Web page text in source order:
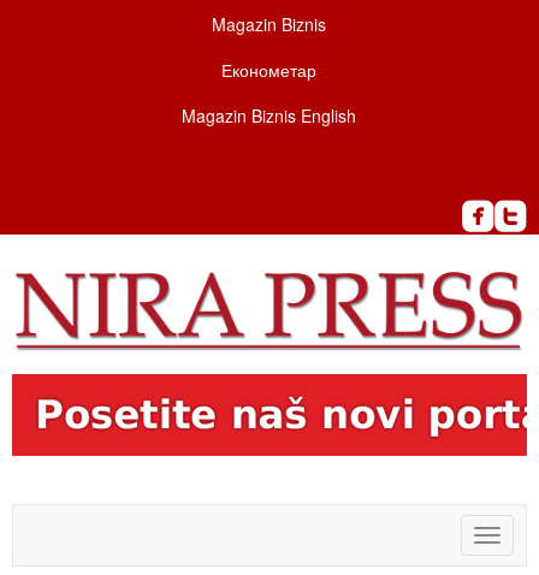
Magazin Biznis
Економетар
Magazin Biznis English
Toggle